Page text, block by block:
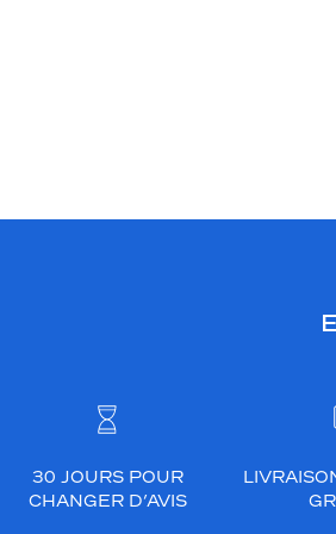
30 JOURS POUR
CHANGER D’AVIS